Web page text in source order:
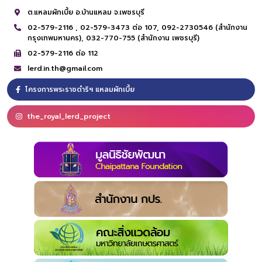
ต.แหลมผักเบี้ย อ.บ้านแหลม จ.เพชรบุรี
02-579-2116 , 02-579-3473 ต่อ 107, 092-2730546 (สำนักงาน
กรุงเทพมหานคร), 032-770-755 (สำนักงาน เพชรบุรี)
02-579-2116 ต่อ 112
lerd.in.th@gmail.com
โครงการพระราชดำริฯ แหลมผักเบี้ย
the_royal_lerd_project